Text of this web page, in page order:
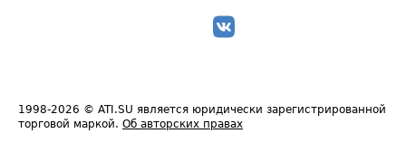
1998-2026 © ATI.SU является юридически зарегистрированной
торговой маркой. Об авторских правах